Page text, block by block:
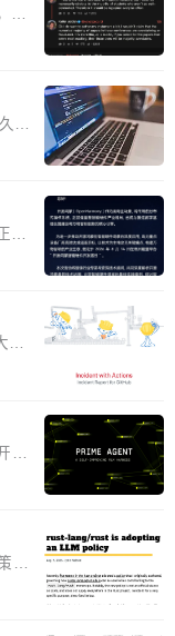
而
过
捅
传
些
过
文
。
2
。
他
从
作
类
，
新
日
适
联
一
规
故
C
全
六
周
源
C
专
装
，
，